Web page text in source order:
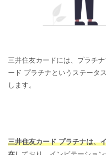
三井住友カードには、プラチ
ード プラチナというステータ
します。
三井住友カード プラチナは、